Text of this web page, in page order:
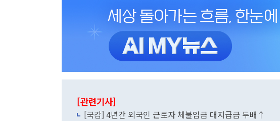
[관련기사]
[국감] 4년간 외국인 근로자 체불임금 대지급금 두배↑